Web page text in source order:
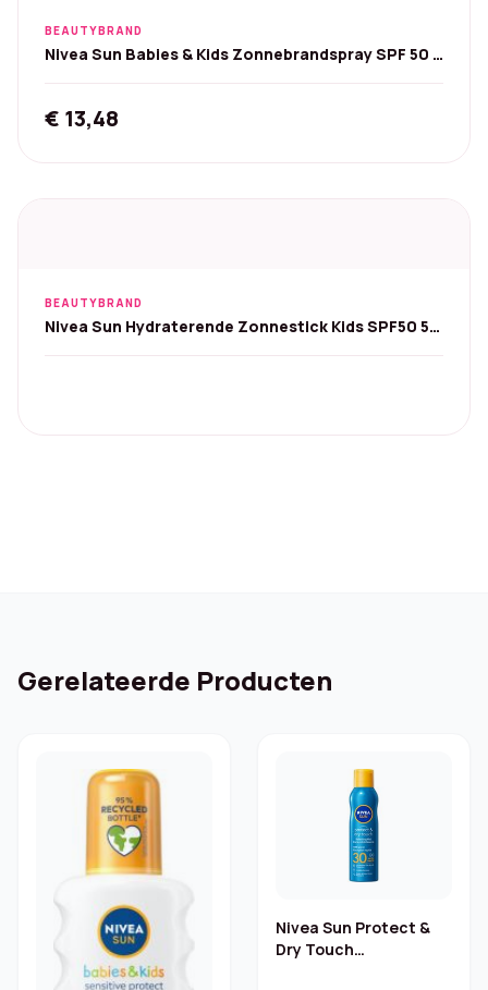
BEAUTYBRAND
Nivea Sun Babies & Kids Zonnebrandspray SPF 50 -
€ 13,48
BEAUTYBRAND
Nivea Sun Hydraterende Zonnestick Kids SPF50 50
Gerelateerde Producten
Nivea Sun Protect &
Dry Touch